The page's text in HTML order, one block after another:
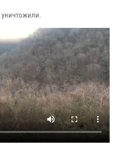
уничтожили.